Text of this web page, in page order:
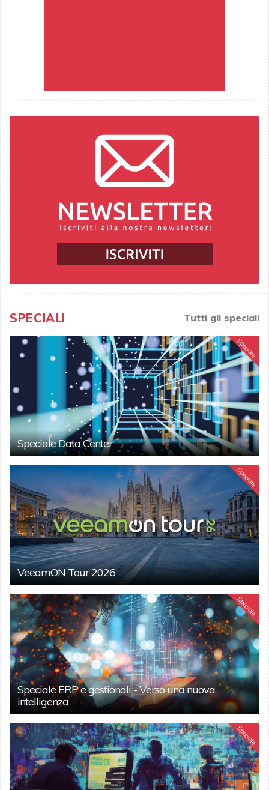
SPECIALI Tutti gli speciali
Speciale
Speciale Data Center
Speciale
VeeamON Tour 2026
Speciale
Speciale ERP e gestionali - Verso una nuova
intelligenza
Speciale